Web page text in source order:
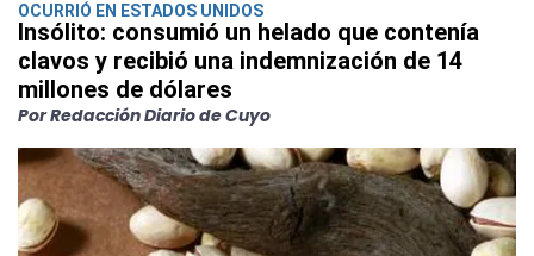
OCURRIÓ EN ESTADOS UNIDOS
Insólito: consumió un helado que contenía
clavos y recibió una indemnización de 14
millones de dólares
Por Redacción Diario de Cuyo